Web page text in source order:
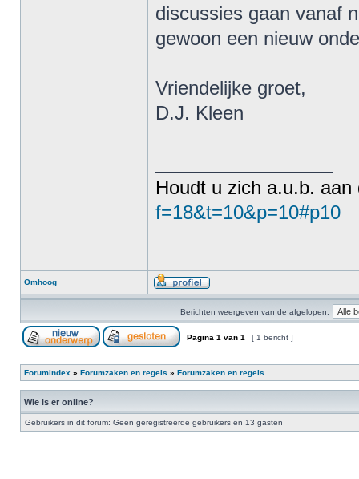
discussies gaan vanaf
gewoon een nieuw
Vriendelijke groet,
D.J. Kleen
Houdt u zich a.u.b.
f=18&t=10&p=10#p10
Omhoog
Berichten weergeven van de afgelopen:
Pagina 1 van 1 [ 1 bericht ]
Forumindex » Forumzaken en regels » Forumzaken en regels
Wie is er online?
Gebruikers in dit forum: Geen geregistreerde gebruikers en 13 gasten